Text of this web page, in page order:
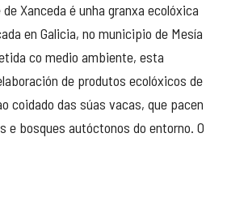
de Xanceda é unha granxa ecolóxica
en Galicia, no municipio de Mesía
co medio ambiente, esta
de produtos ecolóxicos de
coidado das súas vacas, que pacen
e bosques autóctonos do entorno. O